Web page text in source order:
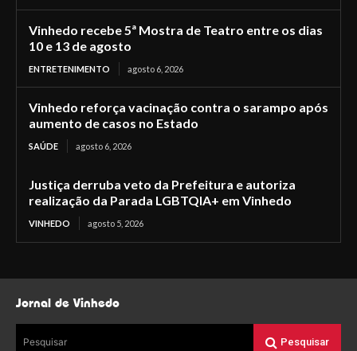
Vinhedo recebe 5ª Mostra de Teatro entre os dias
10 e 13 de agosto
ENTRETENIMENTO agosto 6, 2026
Vinhedo reforça vacinação contra o sarampo após
aumento de casos no Estado
SAÚDE agosto 6, 2026
Justiça derruba veto da Prefeitura e autoriza
realização da Parada LGBTQIA+ em Vinhedo
VINHEDO agosto 5, 2026
Jornal de Vinhedo
Pesquisar Pesquisar